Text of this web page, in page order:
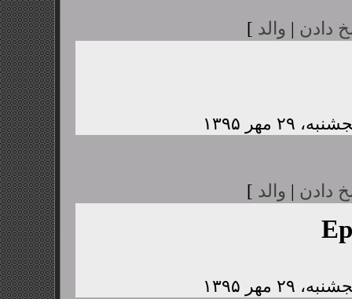
دادن | والد ]
دادن | والد ]